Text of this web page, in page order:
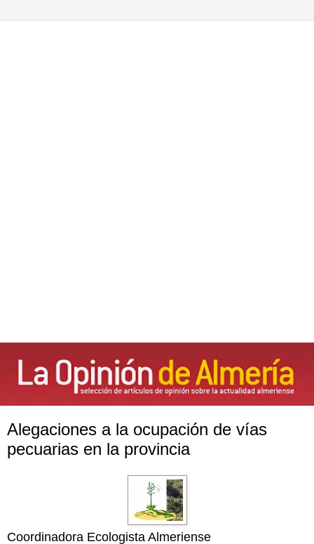
Alegaciones a la ocupación de vías
pecuarias en la provincia
Coordinadora Ecologista Almeriense